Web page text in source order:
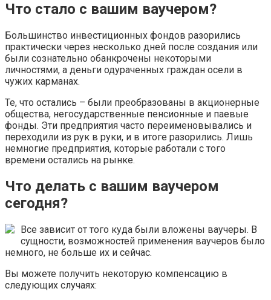
Что стало с вашим ваучером?
Большинство инвестиционных фондов разорились
практически через несколько дней после создания или
были сознательно обанкрочены некоторыми
личностями, а деньги одураченных граждан осели в
чужих карманах.
Те, что остались – были преобразованы в акционерные
общества, негосударственные пенсионные и паевые
фонды. Эти предприятия часто переименовывались и
переходили из рук в руки, и в итоге разорились. Лишь
немногие предприятия, которые работали с того
времени остались на рынке.
Что делать с вашим ваучером
сегодня?
Все зависит от того куда были вложены ваучеры. В
сущности, возможностей применения ваучеров было
немного, не больше их и сейчас.
Вы можете получить некоторую компенсацию в
следующих случаях: